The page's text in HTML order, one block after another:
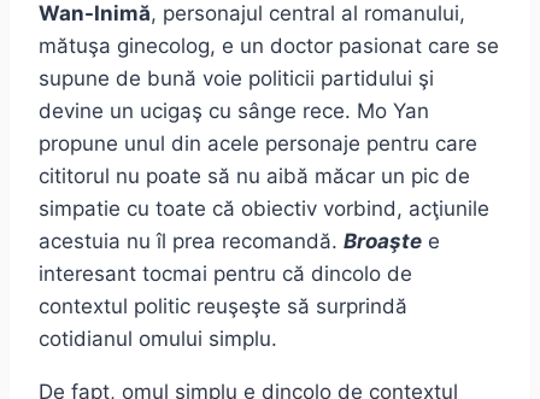
Wan-Inimă, personajul central al romanului,
mătuşa ginecolog, e un doctor pasionat care se
supune de bună voie politicii partidului şi
devine un ucigaş cu sânge rece. Mo Yan
propune unul din acele personaje pentru care
cititorul nu poate să nu aibă măcar un pic de
simpatie cu toate că obiectiv vorbind, acţiunile
acestuia nu îl prea recomandă. Broaşte e
interesant tocmai pentru că dincolo de
contextul politic reuşeşte să surprindă
cotidianul omului simplu.
De fapt, omul simplu e dincolo de contextul